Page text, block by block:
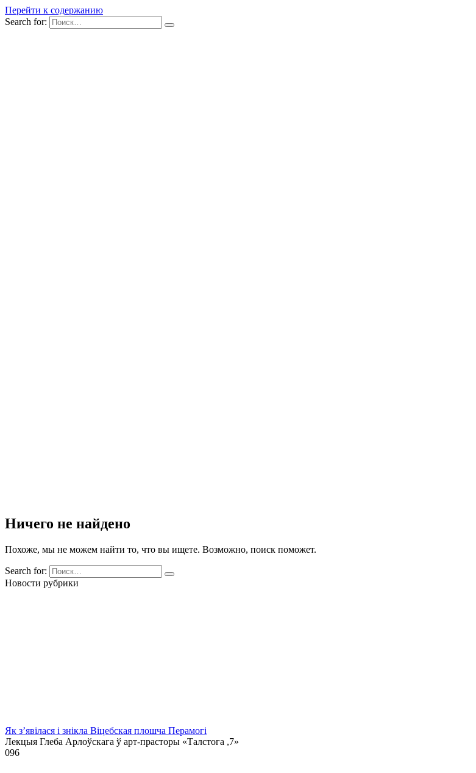
Перейти к содержанию
Search for:
Ничего не найдено
Похоже, мы не можем найти то, что вы ищете. Возможно, поиск поможет.
Search for:
Новости рубрики
Як з’явілася і знікла Віцебская плошча Перамогі
Лекцыя Глеба Арлоўскага ў арт-прасторы «Талстога ,7»
096